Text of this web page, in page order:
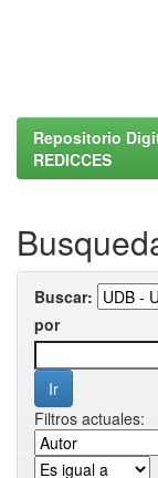
Repositorio
REDICCES
Buscar:
por
Filtros actuales: